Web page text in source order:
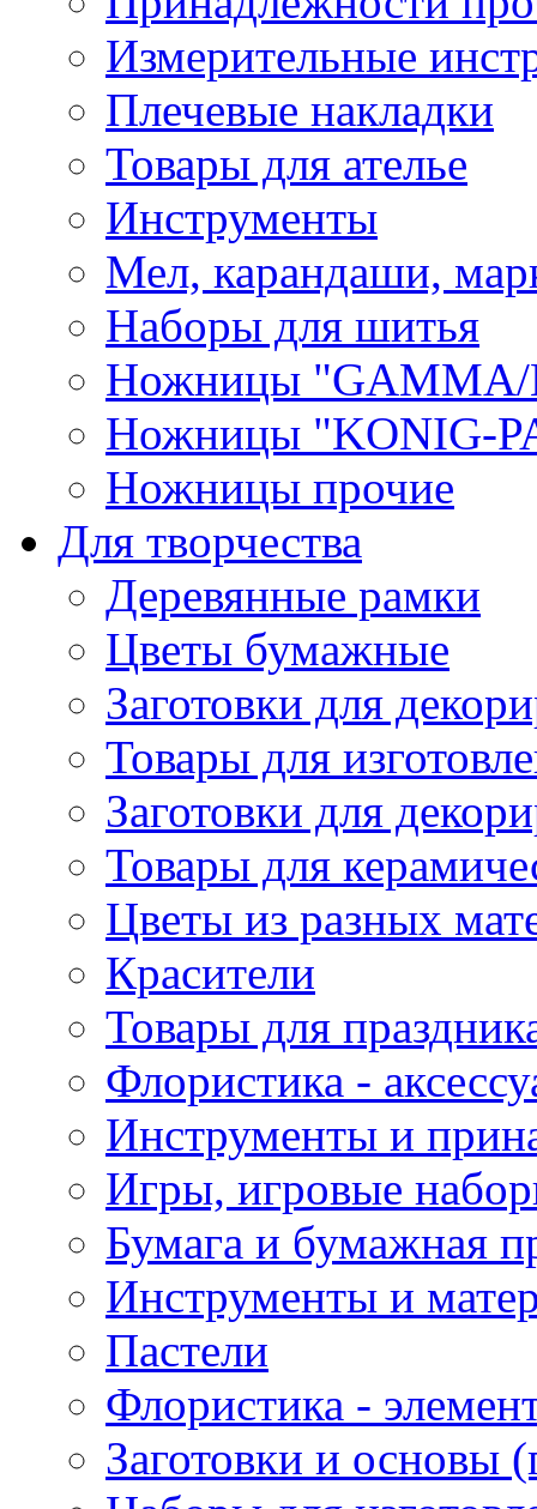
Измерительные
Плечевые накладки
Товары для ателье
Инструменты
Мел, карандаши,
Наборы для шитья
Ножницы "GAMMA/
Ножницы "KONIG-
Ножницы прочие
Для творчества
Деревянные рамки
Цветы бумажные
Заготовки для
Товары для
Заготовки для
Товары для
Цветы из разных
Красители
Товары для
Флористика -
Инструменты и
Игры, игровые
Бумага и бумажная
Инструменты и
Пастели
Флористика -
Заготовки и основы